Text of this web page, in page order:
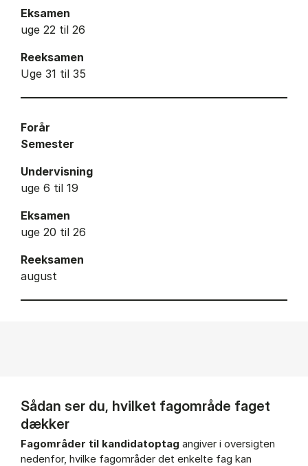
Eksamen
uge 22 til 26
Reeksamen
Uge 31 til 35
Forår
Semester
Undervisning
uge 6 til 19
Eksamen
uge 20 til 26
Reeksamen
august
Sådan ser du, hvilket fagområde faget
dækker
Fagområder til kandidatoptag angiver i oversigten
nedenfor, hvilke fagområder det enkelte fag kan